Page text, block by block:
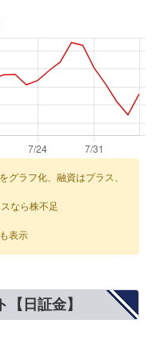
グラフ化、融資はプラス、
なら株不足
表示
日証金】